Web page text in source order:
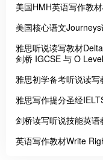
美国HMH英语写作教
美国核心语文
雅思听说读写教材
剑桥 IGCSE 与 O
雅思初学备考听说读
雅思写作提分圣经
剑桥读写听说技能英
英语写作教材Write